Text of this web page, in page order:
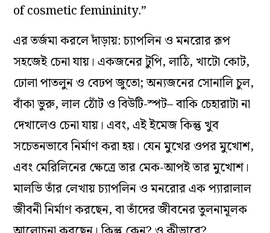
of cosmetic femininity.”
এর তর্জমা করলে দাঁড়ায়: চ্যাপলিন ও মনরোর রূপ
সহজেই চেনা যায়। একজনের টুপি, লাঠি, খাটো কোট,
ঢোলা পাতলুন ও বেঢপ জুতো; অন্যজনের সোনালি চুল,
বাঁকা ভুরু, লাল ঠোঁট ও বিউটি-স্পট– বাকি চেহারাটা না
দেখালেও চেনা যায়। এবং, এই ইমেজ কিন্তু খুব
সচেতনভাবে নির্মাণ করা হয়। যেন মুখের ওপর মুখোশ,
এবং মেরিলিনের ক্ষেত্রে তার মেক-আপই তার মুখোশ।
মালভি তাঁর লেখায় চ্যাপলিন ও মনরোর এক প্যারালাল
জীবনী নির্মাণ করছেন, বা তাঁদের জীবনের তুলনামূলক